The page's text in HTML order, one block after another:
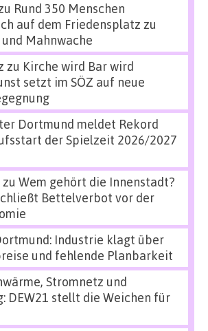
Rund 350 Menschen
auf dem Friedensplatz zu
Mahnwache
zu Kirche wird Bar wird
setzt im SÖZ auf neue
Dortmund meldet Rekord
der Spielzeit 2026/2027
zu Wem gehört die Innenstadt?
Bettelverbot vor der
Industrie klagt über
und fehlende Planbarkeit
Stromnetz und
DEW21 stellt die Weichen für